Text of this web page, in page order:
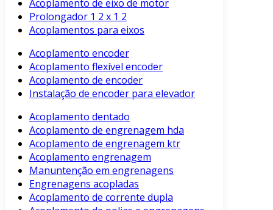
Acoplamento de eixo de motor
Prolongador 1 2 x 1 2
Acoplamentos para eixos
Acoplamento encoder
Acoplamento flexível encoder
Acoplamento de encoder
Instalação de encoder para elevador
Acoplamento dentado
Acoplamento de engrenagem hda
Acoplamento de engrenagem ktr
Acoplamento engrenagem
Manuntenção em engrenagens
Engrenagens acopladas
Acoplamento de corrente dupla